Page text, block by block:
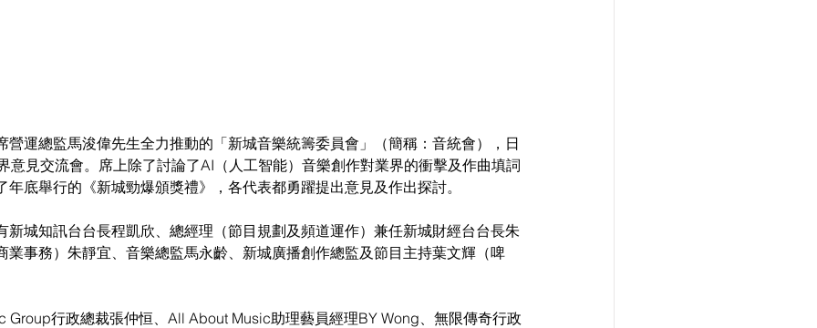
營運總監馬浚偉先生全力推動的「新城音樂統籌委員會」（簡稱：音統會），日
意見交流會。席上除了討論了AI（人工智能）音樂創作對業界的衝擊及作曲填詞
年底舉行的《新城勁爆頒獎禮》，各代表都勇躍提出意見及作出探討。
新城知訊台台長程凱欣、總經理（節目規劃及頻道運作）兼任新城財經台台長朱
業事務）朱靜宜、音樂總監馬永齡、新城廣播創作總監及節目主持葉文輝（啤
Group行政總裁張仲恒、All About Music助理藝員經理BY Wong、無限傳奇行政